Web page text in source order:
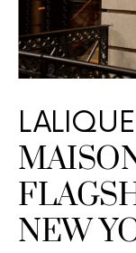
NEW